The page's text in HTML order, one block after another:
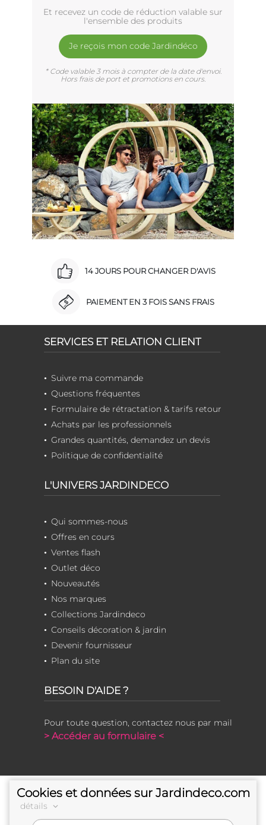
Et recevez un code de réduction valable sur
l'ensemble des produits
Je reçois mon code Jardindéco
* Code valable 3 mois à compter de la date d'envoi.
Hors frais de port et promotions en cours.
14 JOURS POUR CHANGER D'AVIS
PAIEMENT EN 3 FOIS SANS FRAIS
SERVICES ET RELATION CLIENT
Suivre ma commande
Questions fréquentes
Formulaire de rétractation & tarifs retour
Achats par les professionnels
Grandes quantités, demandez un devis
Politique de confidentialité
L'UNIVERS JARDINDECO
Qui sommes-nous
Offres en cours
Ventes flash
Outlet déco
Nouveautés
Nos marques
Collections Jardindeco
Conseils décoration & jardin
Devenir fournisseur
Plan du site
BESOIN D'AIDE ?
Pour toute question, contactez nous par mail
> Accéder au formulaire <
Cookies et données sur Jardindeco.com
détails